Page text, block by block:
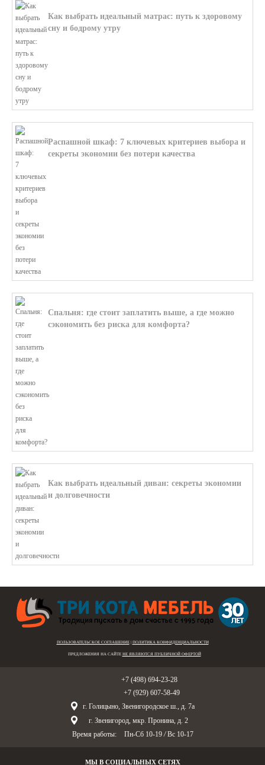
Как выбрать идеальный матрас: путь к здоровому
сну и бодрому утру
Распашной шкаф: 7 ключевых критериев выбора и
секреты экономии без потери качества
Спальня: где стоит заплатить выше, а где можно
сэкономить без риска для комфорта?
Как выбрать идеальный диван: секреты экономии
и долговечности
ПОЛЬЗОВАТЕЛЬСКОЕ СОГЛАШЕНИЕ| ПОЛИТИКА КОНФИДЕНЦИАЛЬНОСТИ
ПРЕДЛОЖЕНИЯ НА САЙТЕ НЕ ЯВЛЯЮТСЯ ПУБЛИЧНОЙ ОФЕРТОЙ
+7 (498) 694-23-28
+7 (929) 607-58-49
г. Голицыно, Звенигородское ш., д. 7а
г. Звенигород, мкр. Пронина, д. 2
Время работы:
Пн-Сб 10-19 / Вс 10-17
МЫ В СОЦИАЛЬНЫХ СЕТЯХ